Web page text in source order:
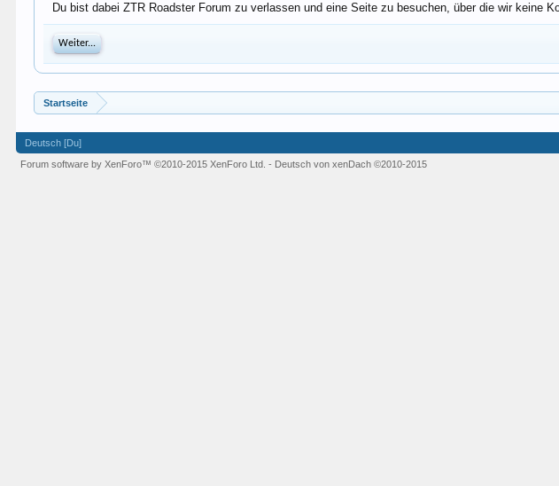
Du bist dabei ZTR Roadster Forum zu verlassen und eine Seite zu besuchen, über die wir keine
Weiter...
Startseite
Deutsch [Du]
Forum software by XenForo™©2010-2015 XenForo Ltd. - Deutsch von xenDach©2010-2015